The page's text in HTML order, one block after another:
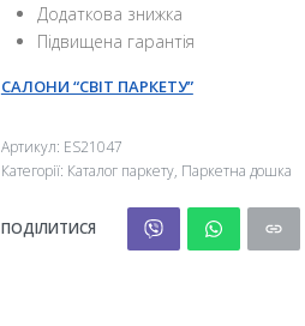
Додаткова знижка
Підвищена гарантія
САЛОНИ “СВІТ ПАРКЕТУ”
Артикул: ES21047
Категорії: Каталог паркету, Паркетна дошка
ПОДІЛИТИСЯ